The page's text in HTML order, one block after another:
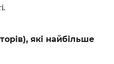
які найбільше